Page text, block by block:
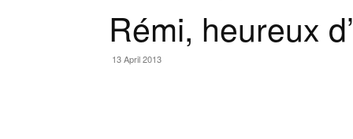
Rémi, heureux
13 April 2013